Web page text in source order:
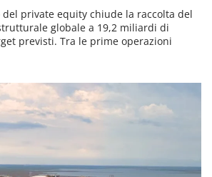
del private equity chiude la raccolta del
globale a 19,2 miliardi di
previsti. Tra le prime operazioni